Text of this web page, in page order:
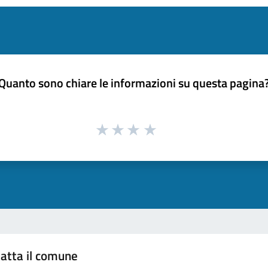
sono chiare le informazioni su questa
il comune